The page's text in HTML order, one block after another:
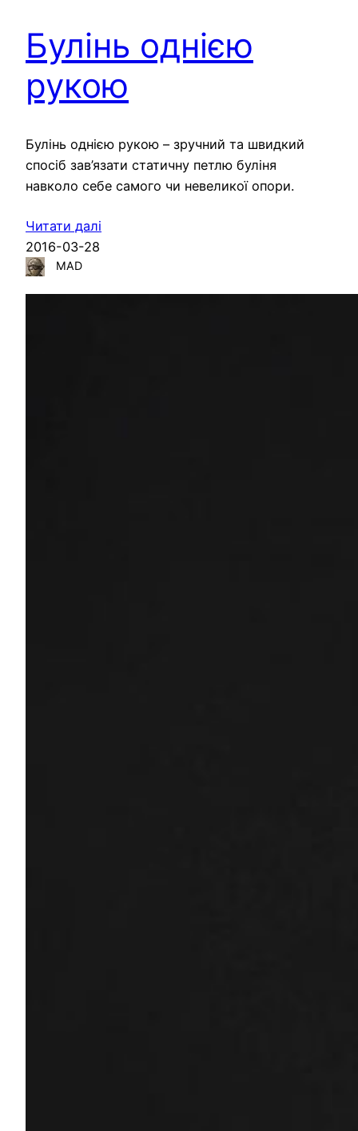
Булінь однією
рукою
Булінь однією рукою – зручний та швидкий
спосіб зав’язати статичну петлю буліня
навколо себе самого чи невеликої опори.
Читати далі
2016-03-28
MAD